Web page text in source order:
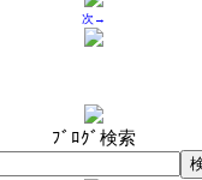
次→
ﾌﾞﾛｸﾞ検索